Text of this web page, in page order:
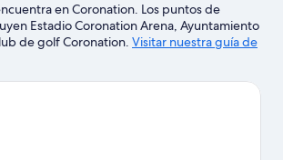
en Coronation. Los puntos de
Estadio Coronation Arena, Ayuntamiento
de golf Coronation. Visitar nuestra guía de